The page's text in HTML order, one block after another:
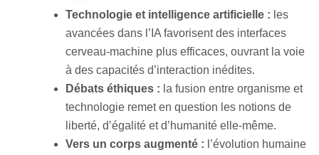
Technologie et intelligence artificielle : les
avancées dans l’IA favorisent des interfaces
cerveau-machine plus efficaces, ouvrant la voie
à des capacités d’interaction inédites.
Débats éthiques : la fusion entre organisme et
technologie remet en question les notions de
liberté, d’égalité et d’humanité elle-même.
Vers un corps augmenté : l’évolution humaine